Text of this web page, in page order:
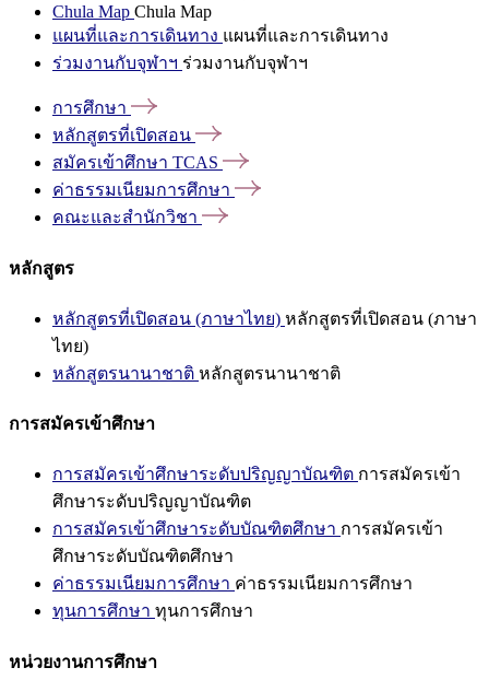
Chula Map Chula Map
แผนที่และการเดินทาง แผนที่และการเดินทาง
ร่วมงานกับจุฬาฯ ร่วมงานกับจุฬาฯ
การศึกษา
หลักสูตรที่เปิดสอน
สมัครเข้าศึกษา TCAS
ค่าธรรมเนียมการศึกษา
คณะและสำนักวิชา
หลักสูตร
หลักสูตรที่เปิดสอน (ภาษาไทย) หลักสูตรที่เปิดสอน (ภาษา
ไทย)
หลักสูตรนานาชาติ หลักสูตรนานาชาติ
การสมัครเข้าศึกษา
การสมัครเข้าศึกษาระดับปริญญาบัณฑิต การสมัครเข้า
ศึกษาระดับปริญญาบัณฑิต
การสมัครเข้าศึกษาระดับบัณฑิตศึกษา การสมัครเข้า
ศึกษาระดับบัณฑิตศึกษา
ค่าธรรมเนียมการศึกษา ค่าธรรมเนียมการศึกษา
ทุนการศึกษา ทุนการศึกษา
หน่วยงานการศึกษา